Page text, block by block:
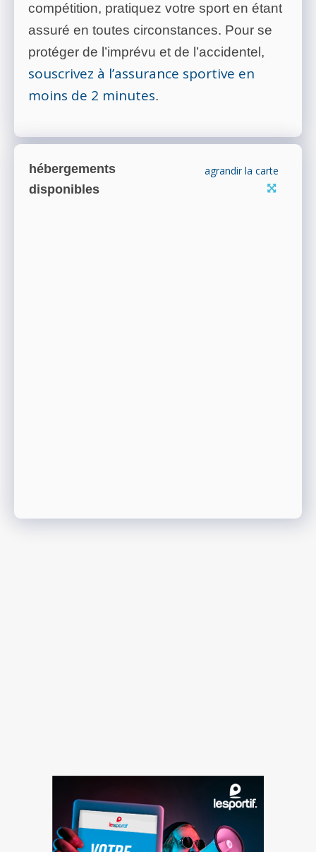
compétition, pratiquez votre sport en étant
assuré en toutes circonstances. Pour se
protéger de l’imprévu et de l’accidentel,
souscrivez à l’assurance sportive en
moins de 2 minutes.
hébergements
disponibles
agrandir la carte